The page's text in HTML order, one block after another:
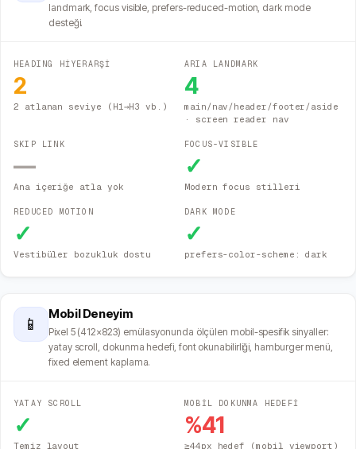
landmark, focus visible, prefers-reduced-motion, dark mode
desteği.
HEADING HİYERARŞİ
2
2 atlanan seviye (H1→H3 vb.)
ARIA LANDMARK
4
main/nav/header/footer/aside
· screen reader nav
SKIP LINK
—
Ana içeriğe atla yok
FOCUS-VISIBLE
✓
Modern focus stilleri
REDUCED MOTION
✓
Vestibüler bozukluk dostu
DARK MODE
✓
prefers-color-scheme: dark
📱
Mobil Deneyim
Pixel 5 (412×823) emülasyonunda ölçülen mobil-spesifik sinyaller:
yatay scroll, dokunma hedefi, font okunabilirliği, hamburger menü,
fixed element kaplama.
YATAY SCROLL
✓
Temiz layout
MOBİL DOKUNMA HEDEFİ
%41
≥44px hedef (mobil viewport)